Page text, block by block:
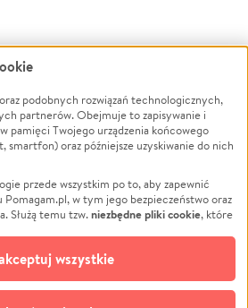
Powódź
Wichura
NGO
Edukacja
Podróż
Impreza
Ochrona środowiska
Biznes
podobnych rozwiązań technologicznych,
partnerów. Obejmuje to zapisywanie i
pamięci Twojego urządzenia końcowego
smartfon) oraz późniejsze uzyskiwanie do nich
przede wszystkim po to, aby zapewnić
Pomagam.pl, w tym jego bezpieczeństwo oraz
Służą temu tzw.niezbędne pliki cookie, które
plików cookie
i retargetingowych. Możesz wyrazić
odmówić. W dowolnym momencie masz
na stronie „Zarządzaj zgodami cookie”,
wszystkie